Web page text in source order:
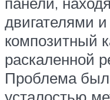
двигателями
композитный
раскаленной
Проблема